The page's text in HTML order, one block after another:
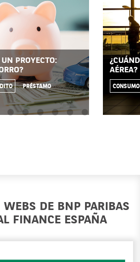
PROYECTO:
PRÉSTAMO CONSUMO
WEBS DE BNP PARIBAS
FINANCE ESPAÑA